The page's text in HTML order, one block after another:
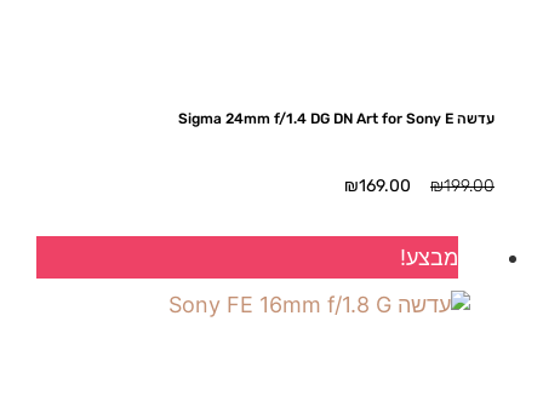
עדשה Sigma 24mm f/1.4 DG DN Art for Sony E
₪199.00
המחיר
היה:
₪199.00.
₪169.00
הוא:
מבצע!